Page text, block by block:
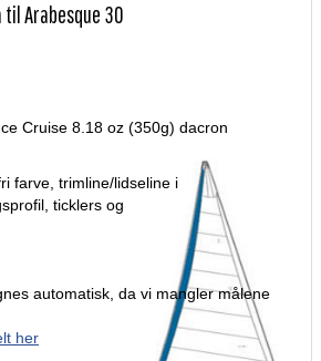
Arabesque 30
Cruise 8.18 oz (350g) dacron
farve, trimline/lidseline i
ticklers og
automatisk, da vi mangler målene
her